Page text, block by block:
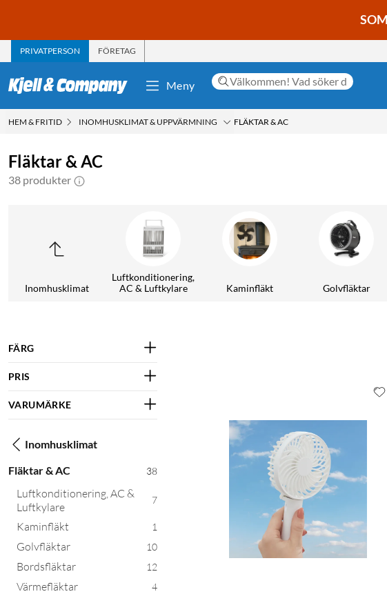
PRIVATPERSON FÖRETAG
Meny
HEM & FRITID INOMHUSKLIMAT & UPPVÄRMNING FLÄKTAR & AC
Fläktar & AC
38 produkter
Inomhusklimat
Luftkonditionering,
AC & Luftkylare
Kaminfläkt Golvfläktar
FÄRG
PRIS
VARUMÄRKE
Inomhusklimat
Fläktar & AC
38
Luftkonditionering, AC &
Luftkylare
7
Kaminfläkt 1
Golvfläktar 10
Bordsfläktar 12
Värmefläktar 4